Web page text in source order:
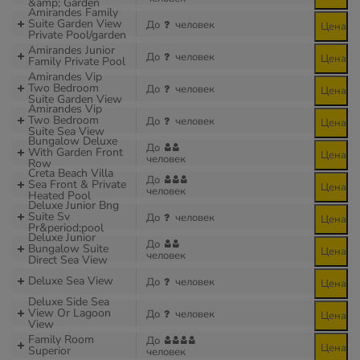
Amirandes Family
Suite Garden View
Private Pool/garden
До человек Цена
Amirandes Junior
Family Private Pool До человек Цена
Amirandes Vip
Two Bedroom
Suite Garden View
До человек Цена
Amirandes Vip
Two Bedroom
Suite Sea View
До человек Цена
Bungalow Deluxe
With Garden Front
Row
До
человек Цена
Creta Beach Villa
Sea Front & Private
Heated Pool
До
человек Цена
Deluxe Junior Bng
Suite Sv
Pr&period;pool
До человек Цена
Deluxe Junior
Bungalow Suite
Direct Sea View
До
человек Цена
Deluxe Sea View До человек Цена
Deluxe Side Sea
View Or Lagoon
View
До человек Цена
Family Room
Superior
До
человек Цена